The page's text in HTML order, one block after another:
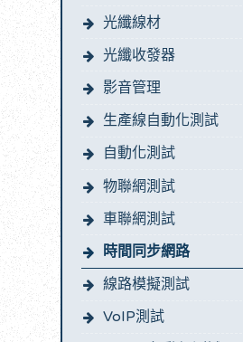
光纖線材
光纖收發器
影音管理
生產線自動化測試
自動化測試
物聯網測試
車聯網測試
時間同步網路
線路模擬測試
VoIP測試